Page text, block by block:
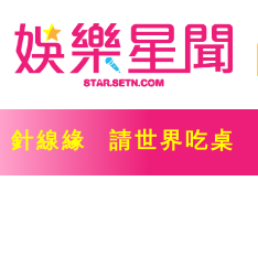
針線緣 請世界吃桌